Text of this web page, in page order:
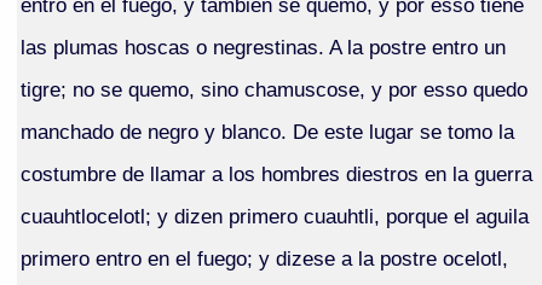
las plumas hoscas o negrestinas. A la postre entro un
tigre; no se quemo, sino chamuscose, y por esso quedo
manchado de negro y blanco. De este lugar se tomo la
costumbre de llamar a los hombres diestros en la guerra
cuauhtlocelotl; y dizen primero cuauhtli, porque el aguila
primero entro en el fuego; y dizese a la postre ocelotl,